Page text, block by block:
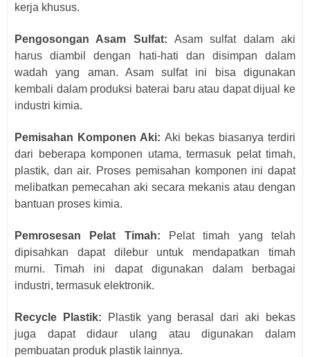
kerja khusus.
Pengosongan Asam Sulfat: Asam sulfat dalam aki
harus diambil dengan hati-hati dan disimpan dalam
wadah yang aman. Asam sulfat ini bisa digunakan
kembali dalam produksi baterai baru atau dapat dijual ke
industri kimia.
Pemisahan Komponen Aki: Aki bekas biasanya terdiri
dari beberapa komponen utama, termasuk pelat timah,
plastik, dan air. Proses pemisahan komponen ini dapat
melibatkan pemecahan aki secara mekanis atau dengan
bantuan proses kimia.
Pemrosesan Pelat Timah:
Pelat timah yang telah
dipisahkan dapat dilebur untuk mendapatkan timah
murni. Timah ini dapat digunakan dalam berbagai
industri, termasuk elektronik.
Recycle Plastik:
Plastik yang berasal dari aki bekas
juga dapat didaur ulang atau digunakan dalam
pembuatan produk plastik lainnya.